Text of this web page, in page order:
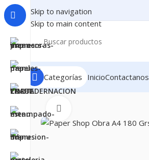
Skip to navigation
Skip to main content
Categorías InicioContactanos
Inicio PAPELES